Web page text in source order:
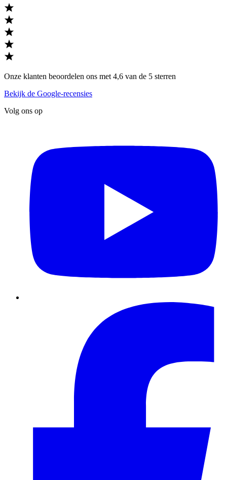
Onze klanten beoordelen ons met 4,6 van de 5 sterren
Bekijk de Google-recensies
Volg ons op